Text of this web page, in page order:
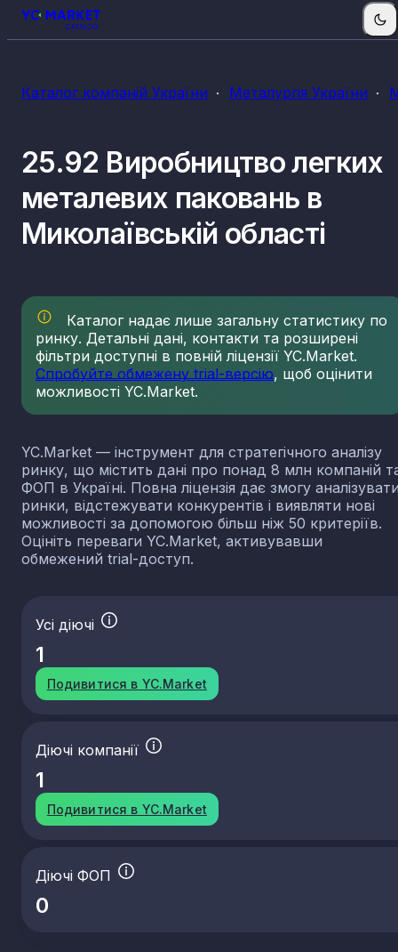
Каталог компаній України Металургія України
25.92 Виробництво легких
металевих паковань в
Миколаївській області
Каталог надає лише загальну статистику по
ринку. Детальні дані, контакти та розширені
фільтри доступні в повній ліцензії YC.Market.
Спробуйте обмежену trial-версію, щоб оцінити
можливості YC.Market.
YC.Market — інструмент для стратегічного аналізу
ринку, що містить дані про понад 8 млн компаній
ФОП в Україні. Повна ліцензія дає змогу
ринки, відстежувати конкурентів і виявляти нові
можливості за допомогою більш ніж 50 критеріїв.
Оцініть переваги YC.Market, активувавши
обмежений trial-доступ.
Усі діючі
1
Подивитися в YC.Market
Діючі компанії
1
Подивитися в YC.Market
Діючі ФОП
0